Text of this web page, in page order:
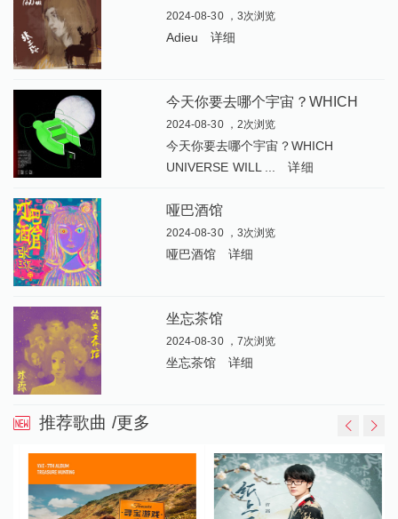
2024-08-30 ，3次浏览
Adieu 详细
2024-08-30 ，2次浏览
今天你要去哪个宇宙？WHICH
UNIVERSE WILL ...
详细
哑巴酒馆
2024-08-30 ，3次浏览
哑巴酒馆 详细
坐忘茶馆
2024-08-30 ，7次浏览
坐忘茶馆 详细
推荐歌曲 /更多